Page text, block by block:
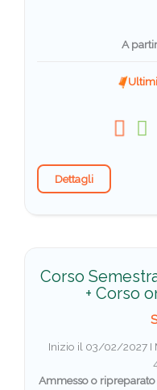
A
Dettagli
Corso
+ Corso
Inizio il 03/02/2027 I
Ammesso o ripreparato